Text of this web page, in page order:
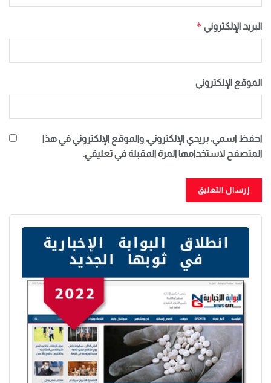
البريد الإلكتروني *
الموقع الإلكتروني
احفظ اسمي، بريدي الإلكتروني، والموقع الإلكتروني في هذا
المتصفح لاستخدامها المرة المقبلة في تعليقي.